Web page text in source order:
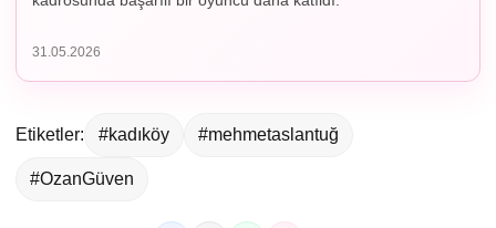
31.05.2026
Etiketler: #kadıköy #mehmetaslantuğ
#OzanGüven